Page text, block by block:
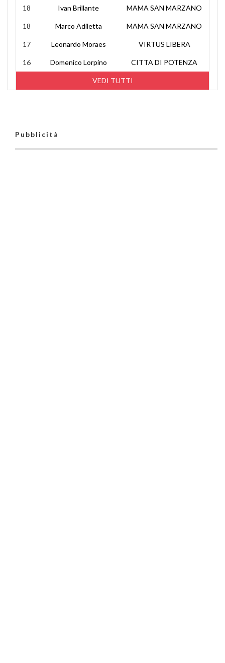
VEDI TUTTI
18 Ivan Brillante MAMA SAN MARZANO
18 Marco Adiletta MAMA SAN MARZANO
17 Leonardo Moraes VIRTUS LIBERA
16 Domenico Lorpino CITTA DI POTENZA
Pubblicità